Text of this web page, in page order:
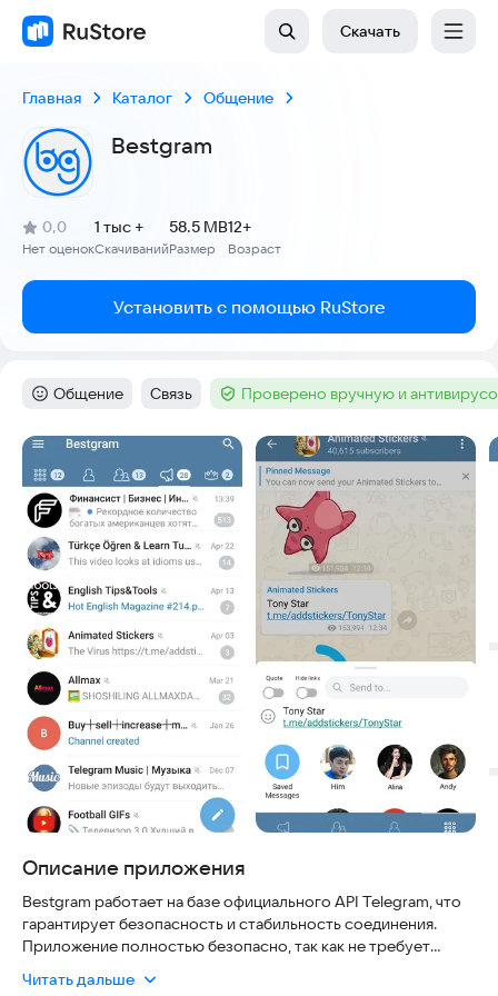
Скачать
Главная Каталог Общение
Bestgram
Рейтинг:
0,0
(
Нет оценок
)
Скачиваний
1 тыс +
Размер
58.5 MB
Возраст
12+
Установить с помощью RuStore
Категория:
Общение Тег:
Связь Тег :Проверено вручную и
Скриншоты
Описание приложения
Bestgram работает на базе официального API Telegram, что
гарантирует безопасность и стабильность соединения.
Приложение полностью безопасно, так как не требует
работа не зависит от стабильности сети благодаря
Читать дальше